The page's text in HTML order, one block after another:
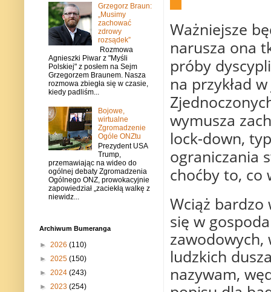
Ważniejsze
narusza ona
próby
na przykład
wymusza
lock-down,
ograniczania
choćby to, co
Wciąż bardzo
się w
ludzkich
nazywam,
Grzegorz Braun:
„Musimy
zachować
zdrowy
rozsądek”
Rozmowa
Agnieszki Piwar z "Myśli
Polskiej" z posłem na Sejm
Grzegorzem Braunem. Nasza
rozmowa zbiegła się w czasie,
kiedy padliśm...
Bojowe,
wirtualne
Zgromadzenie
Ogóle ONZtu
Prezydent USA
Trump,
przemawiając na wideo do
ogólnej debaty Zgromadzenia
Ogólnego ONZ, prowokacyjnie
zapowiedział „zaciekłą walkę z
niewidz...
Archiwum Bumeranga
► 2026 (110)
► 2025 (150)
► 2024 (243)
► 2023 (254)